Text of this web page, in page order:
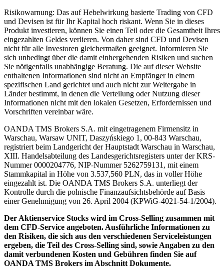
Risikowarnung: Das auf Hebelwirkung basierte Trading von CFD
und Devisen ist für Ihr Kapital hoch riskant. Wenn Sie in dieses
Produkt investieren, können Sie einen Teil oder die Gesamtheit Ihres
eingezahlten Geldes verlieren. Von daher sind CFD und Devisen
nicht für alle Investoren gleichermaßen geeignet. Informieren Sie
sich unbedingt über die damit einhergehenden Risiken und suchen
Sie nötigenfalls unabhängige Beratung. Die auf dieser Website
enthaltenen Informationen sind nicht an Empfänger in einem
spezifischen Land gerichtet und auch nicht zur Weitergabe in
Länder bestimmt, in denen die Verteilung oder Nutzung dieser
Informationen nicht mit den lokalen Gesetzen, Erfordernissen und
Vorschriften vereinbar wäre.
OANDA TMS Brokers S.A. mit eingetragenem Firmensitz in
Warschau, Warsaw UNIT, Daszyńskiego 1, 00-843 Warschau,
registriert beim Landgericht der Hauptstadt Warschau in Warschau,
XIII. Handelsabteilung des Landesgerichtsregisters unter der KRS-
Nummer 0000204776, NIP-Nummer 5262759131, mit einem
Stammkapital in Höhe von 3.537,560 PLN, das in voller Höhe
eingezahlt ist. Die OANDA TMS Brokers S.A. unterliegt der
Kontrolle durch die polnische Finanzaufsichtsbehörde auf Basis
einer Genehmigung von 26. April 2004 (KPWiG-4021-54-1/2004).
Der Aktienservice Stocks wird im Cross-Selling zusammen mit
dem CFD-Service angeboten. Ausführliche Informationen zu
den Risiken, die sich aus den verschiedenen Serviceleistungen
ergeben, die Teil des Cross-Selling sind, sowie Angaben zu den
damit verbundenen Kosten und Gebühren finden Sie auf
OANDA TMS Brokers im Abschnitt Dokumente.